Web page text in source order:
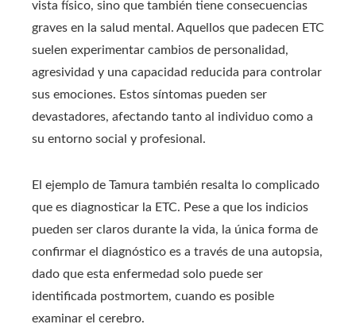
vista físico, sino que también tiene consecuencias
graves en la salud mental. Aquellos que padecen ETC
suelen experimentar cambios de personalidad,
agresividad y una capacidad reducida para controlar
sus emociones. Estos síntomas pueden ser
devastadores, afectando tanto al individuo como a
su entorno social y profesional.
El ejemplo de Tamura también resalta lo complicado
que es diagnosticar la ETC. Pese a que los indicios
pueden ser claros durante la vida, la única forma de
confirmar el diagnóstico es a través de una autopsia,
dado que esta enfermedad solo puede ser
identificada postmortem, cuando es posible
examinar el cerebro.